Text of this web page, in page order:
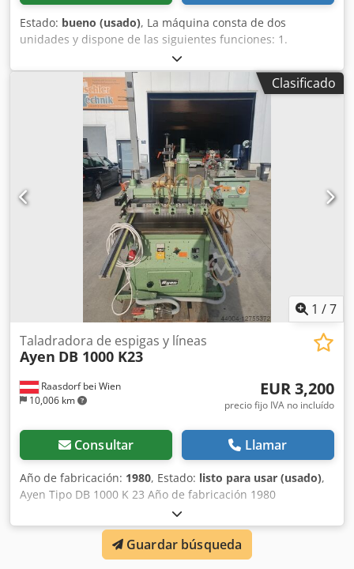
Estado: bueno (usado), La máquina consta de dos
unidades y dispone de las siguientes funciones: 1.
Taladrado de agujeros para espigas 2. Fresado de espigas
3. Inyección de cola 4. Introducción de las espigas Codpfx
Akjtpqafs Tsrf Sistema de encolado completamente
limpiado; Láser de posicionamiento; Podemos enviarle un
vídeo del funcionamiento de la máquina. Tiempo de ciclo
solo aprox. 3 seg/ciclo Puede llamarnos o escribirnos.
Hablamos y escribimos en alemán y ruso. También puede
enviar mensajes en inglés. 5.3.4
Clasificado
1 /7
Raasdorf bei Wien
10,006 km
Taladradora de espigas y líneas
Ayen DB 1000 K23
EUR 3,200
precio fijo IVA no incluído
Consultar Llamar
Año de fabricación: 1980, Estado: listo para usar (usado),
Ayen Tipo DB 1000 K 23 Año de fabricación 1980
Homologación GS Número de husillos 23 piezas Número
de barras de perforación 1 Codspgkqpepfx Ak Torf
Distancia husillo / rejilla 32 mm Taladrado desde arriba
neumático giratorio Taladro en línea
Guardar búsqueda